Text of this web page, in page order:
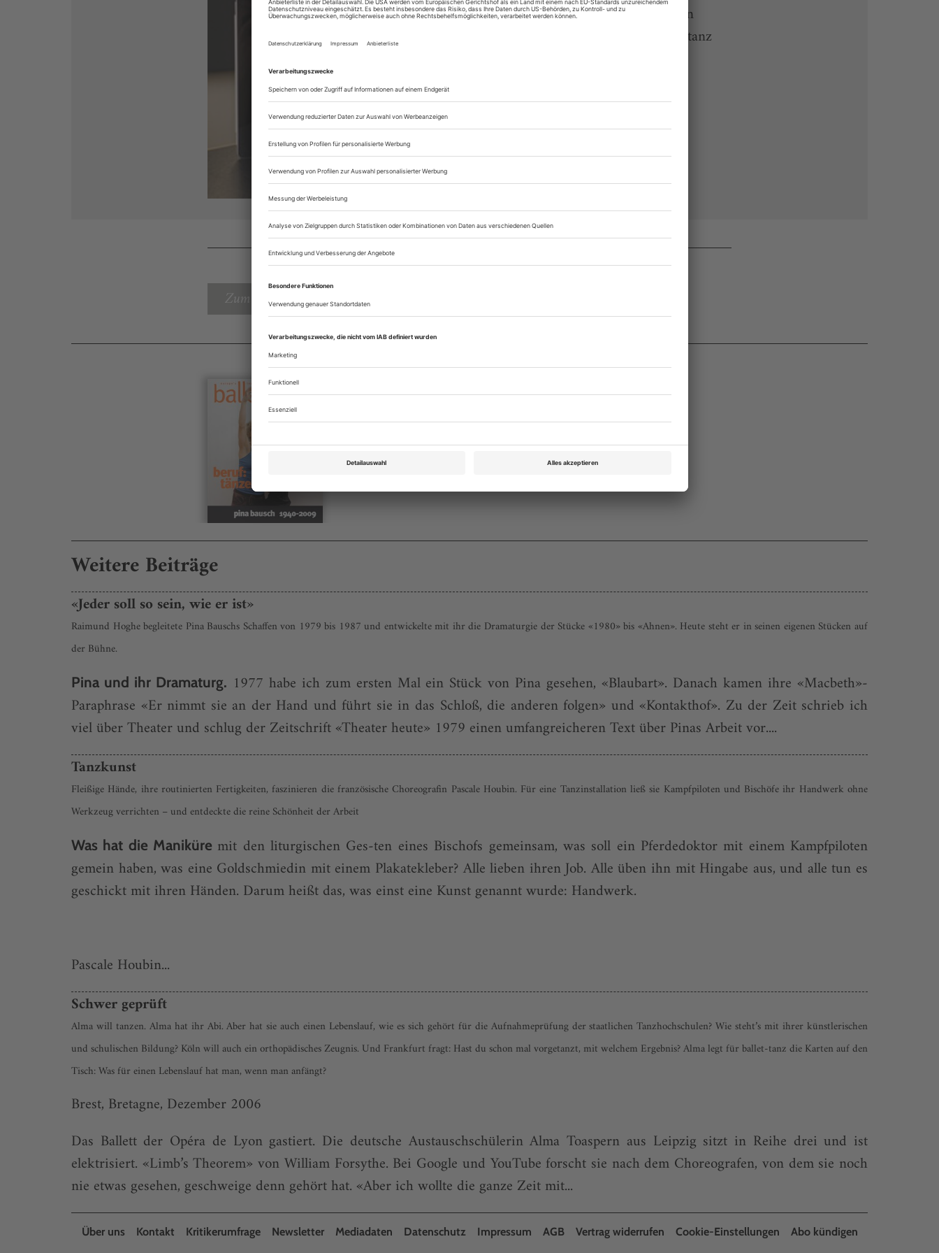
Lesegenuss auf allen Endgeräten
Zugang zum Onlinearchiv von tanz
Zum Inhaltsverzeichnis
Rubrik: Beruf: Tänzer, Seite 24
von Katja Werner
Vergriffen
Weitere Beiträge
«Jeder soll so sein, wie er ist»
Raimund Hoghe begleitete Pina Bauschs Schaffen von 1979 bis 1987 und entwickelte mit ihr die Dramaturgie der Stücke «1980» bis «Ahnen». Heute steht er in seinen eigenen Stücken auf
der Bühne.
Pina und ihr Dramaturg. 1977 habe ich zum ersten Mal ein Stück von Pina gesehen, «Blaubart». Danach kamen ihre «Macbeth»-
Paraphrase «Er nimmt sie an der Hand und führt sie in das Schloß, die anderen folgen» und «Kontakthof». Zu der Zeit schrieb ich
viel über Theater und schlug der Zeitschrift «Theater heute» 1979 einen umfangreicheren Text über Pinas Arbeit vor....
Tanzkunst
Fleißige Hände, ihre routinierten Fertigkeiten, faszinieren die französische Choreografin Pascale Houbin. Für eine Tanzinstallation ließ sie Kampfpiloten und Bischöfe ihr Handwerk ohne
Werkzeug verrichten – und entdeckte die reine Schönheit der Arbeit
Was hat die Maniküre mit den liturgischen Ges-ten eines Bischofs gemeinsam, was soll ein Pferdedoktor mit einem Kampfpiloten
gemein haben, was eine Goldschmiedin mit einem Plakatekleber? Alle lieben ihren Job. Alle üben ihn mit Hingabe aus, und alle tun es
geschickt mit ihren Händen. Darum heißt das, was einst eine Kunst genannt wurde: Handwerk.
Pascale Houbin...
Schwer geprüft
Alma will tanzen. Alma hat ihr Abi. Aber hat sie auch einen Lebenslauf, wie es sich gehört für die Aufnahmeprüfung der staatlichen Tanzhochschulen? Wie steht’s mit ihrer künstlerischen
und schulischen Bildung? Köln will auch ein orthopädisches Zeugnis. Und Frankfurt fragt: Hast du schon mal vorgetanzt, mit welchem Ergebnis? Alma legt für ballet-tanz die Karten auf den
Tisch: Was für einen Lebenslauf hat man, wenn man anfängt?
Brest, Bretagne, Dezember 2006
Das Ballett der Opéra de Lyon gastiert. Die deutsche Austauschschülerin Alma Toaspern aus Leipzig sitzt in Reihe drei und ist
elektrisiert. «Limb’s Theorem» von William Forsythe. Bei Google und YouTube forscht sie nach dem Choreografen, von dem sie noch
nie etwas gesehen, geschweige denn gehört hat. «Aber ich wollte die ganze Zeit mit...
Über uns Kontakt Kritikerumfrage Newsletter Mediadaten Datenschutz Impressum AGB Vertrag widerrufen Cookie-Einstellungen Abo kündigen